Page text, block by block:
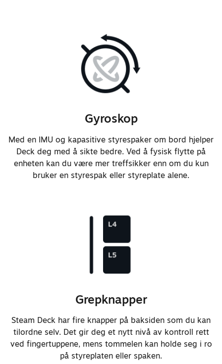
brytermekanisme.
Justerte styrekorsets
trykkfølelse og diagonale
interaksjoner.
kantgjenkjenning.
Forbedret følelsen og
nøyaktigheten til styreplatenes
haptikk.
Forbedret batterikapasitet fra 40
Forbedret batterikjemien for
raskere lading, fra 20 % til 80 %
på bare 45 minutter.
La til støtte for å våkne etter
at enheten er blitt pakket opp
ved å holde inne av/på-knappen
istedenfor å kreve at den er
koblet til med strømkabel.
Gyroskop
Med en IMU og kapasitive styrespaker om bord hjelper
Deck deg med å sikte bedre. Ved å fysisk flytte på
enheten kan du være mer treffsikker enn om du kun
bruker en styrespak eller styreplate alene.
Grepknapper
Steam Deck har fire knapper på baksiden som du kan
tilordne selv. Det gir deg et nytt nivå av kontroll rett
ved fingertuppene, mens tommelen kan holde seg i ro
på styreplaten eller spaken.